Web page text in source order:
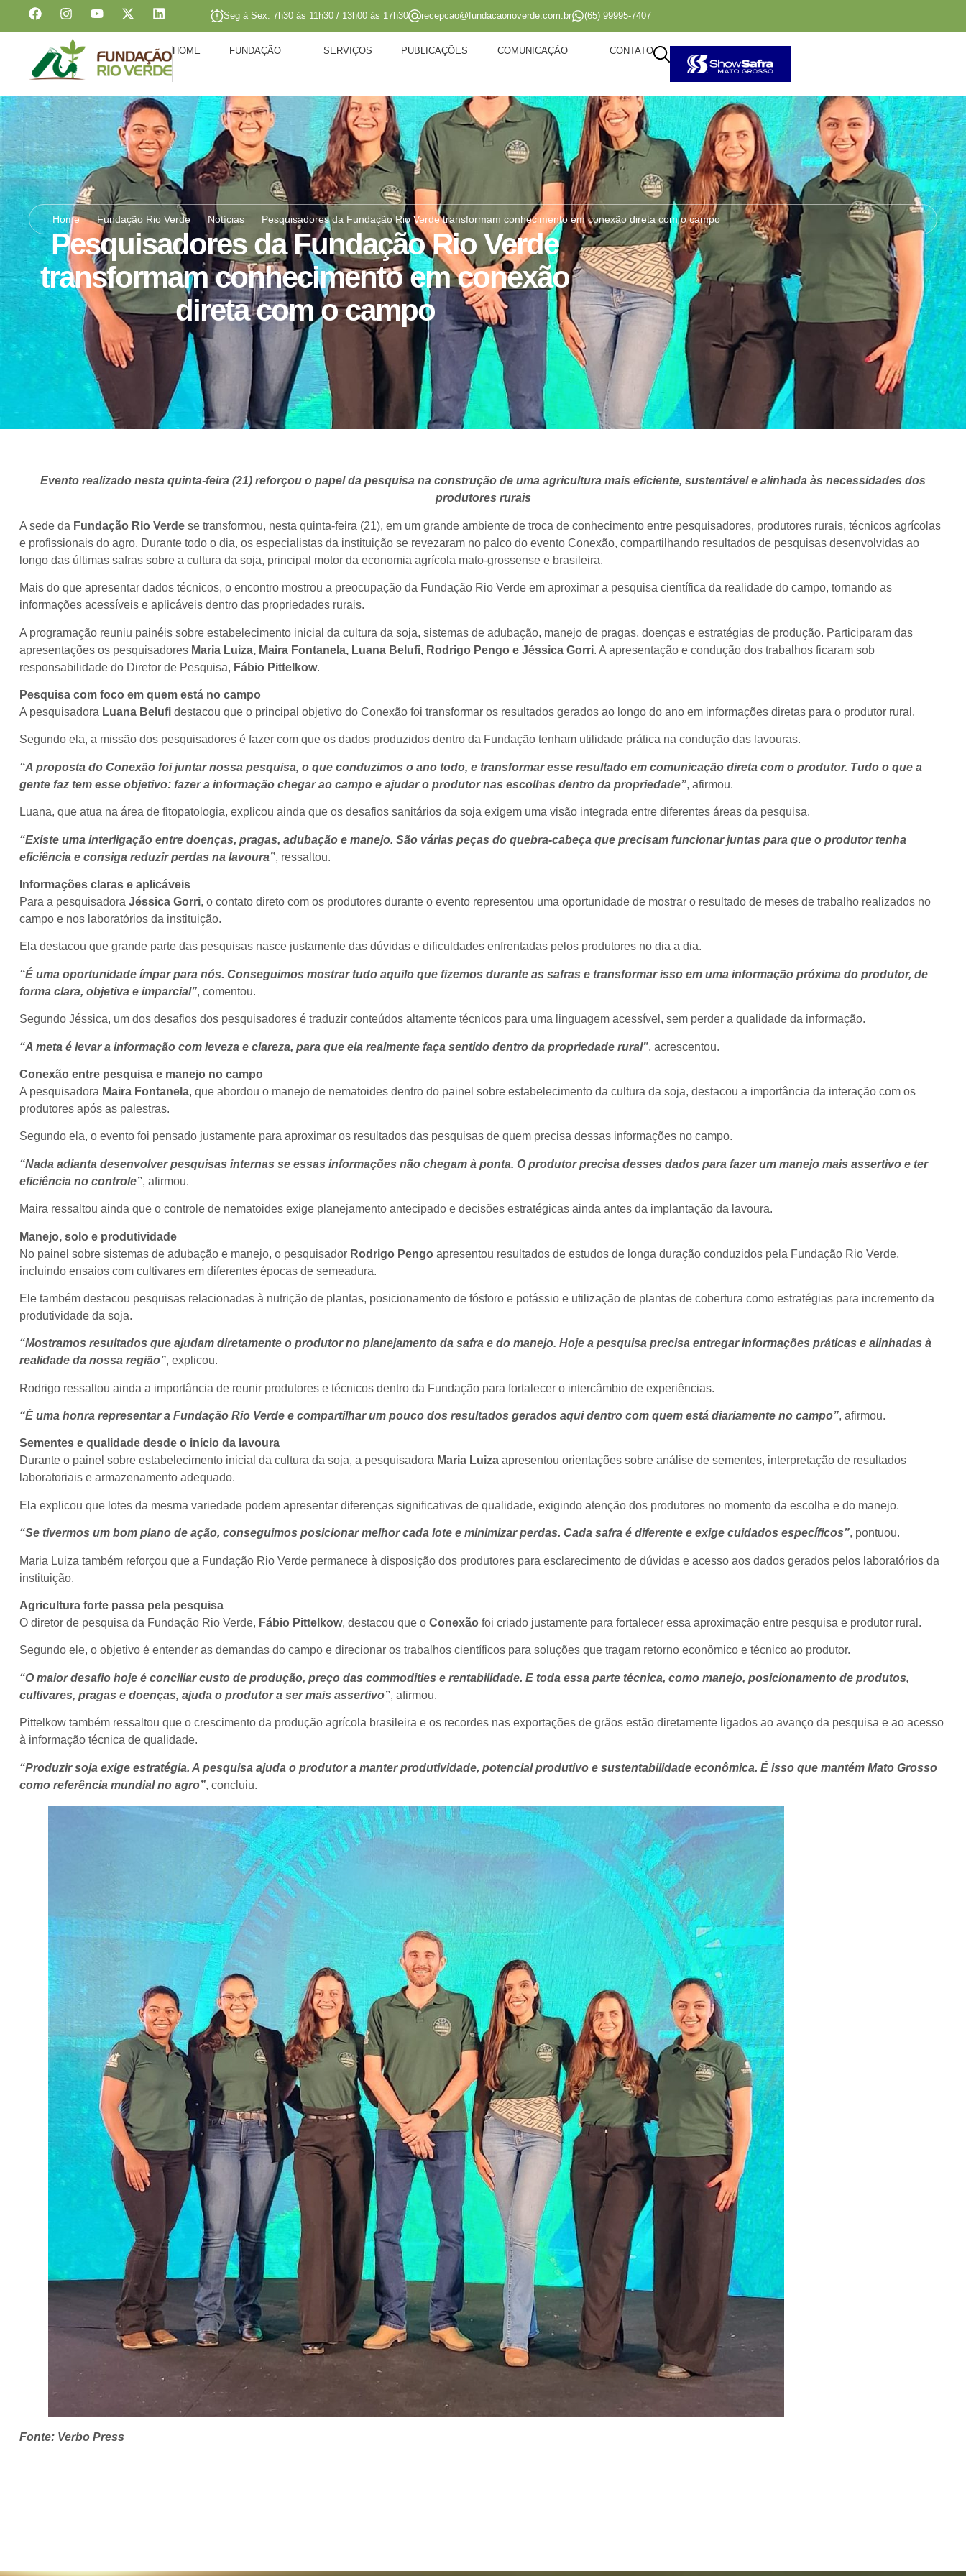
Seg à Sex: 7h30 às 11h30 / 13h00 às 17h30 recepcao@fundacaorioverde.com.br (65) 99995-7407
HOME FUNDAÇÃO SERVIÇOS PUBLICAÇÕES COMUNICAÇÃO CONTATO
Home Fundação Rio Verde Notícias Pesquisadores da Fundação Rio Verde transformam conhecimento em conexão direta com o campo
Pesquisadores da Fundação Rio Verde
transformam conhecimento em conexão
direta com o campo
Evento realizado nesta quinta-feira (21) reforçou o papel da pesquisa na construção de uma agricultura mais eficiente, sustentável e alinhada às necessidades dos
produtores rurais
A sede da Fundação Rio Verde se transformou, nesta quinta-feira (21), em um grande ambiente de troca de conhecimento entre pesquisadores, produtores rurais, técnicos agrícolas
e profissionais do agro. Durante todo o dia, os especialistas da instituição se revezaram no palco do evento Conexão, compartilhando resultados de pesquisas desenvolvidas ao
longo das últimas safras sobre a cultura da soja, principal motor da economia agrícola mato-grossense e brasileira.
Mais do que apresentar dados técnicos, o encontro mostrou a preocupação da Fundação Rio Verde em aproximar a pesquisa científica da realidade do campo, tornando as
informações acessíveis e aplicáveis dentro das propriedades rurais.
A programação reuniu painéis sobre estabelecimento inicial da cultura da soja, sistemas de adubação, manejo de pragas, doenças e estratégias de produção. Participaram das
apresentações os pesquisadores Maria Luiza, Maira Fontanela, Luana Belufi, Rodrigo Pengo e Jéssica Gorri. A apresentação e condução dos trabalhos ficaram sob
responsabilidade do Diretor de Pesquisa, Fábio Pittelkow.
Pesquisa com foco em quem está no campo
A pesquisadora Luana Belufi destacou que o principal objetivo do Conexão foi transformar os resultados gerados ao longo do ano em informações diretas para o produtor rural.
Segundo ela, a missão dos pesquisadores é fazer com que os dados produzidos dentro da Fundação tenham utilidade prática na condução das lavouras.
“A proposta do Conexão foi juntar nossa pesquisa, o que conduzimos o ano todo, e transformar esse resultado em comunicação direta com o produtor. Tudo o que a
gente faz tem esse objetivo: fazer a informação chegar ao campo e ajudar o produtor nas escolhas dentro da propriedade”, afirmou.
Luana, que atua na área de fitopatologia, explicou ainda que os desafios sanitários da soja exigem uma visão integrada entre diferentes áreas da pesquisa.
“Existe uma interligação entre doenças, pragas, adubação e manejo. São várias peças do quebra-cabeça que precisam funcionar juntas para que o produtor tenha
eficiência e consiga reduzir perdas na lavoura”, ressaltou.
Informações claras e aplicáveis
Para a pesquisadora Jéssica Gorri, o contato direto com os produtores durante o evento representou uma oportunidade de mostrar o resultado de meses de trabalho realizados no
campo e nos laboratórios da instituição.
Ela destacou que grande parte das pesquisas nasce justamente das dúvidas e dificuldades enfrentadas pelos produtores no dia a dia.
“É uma oportunidade ímpar para nós. Conseguimos mostrar tudo aquilo que fizemos durante as safras e transformar isso em uma informação próxima do produtor, de
forma clara, objetiva e imparcial”, comentou.
Segundo Jéssica, um dos desafios dos pesquisadores é traduzir conteúdos altamente técnicos para uma linguagem acessível, sem perder a qualidade da informação.
“A meta é levar a informação com leveza e clareza, para que ela realmente faça sentido dentro da propriedade rural”, acrescentou.
Conexão entre pesquisa e manejo no campo
A pesquisadora Maira Fontanela, que abordou o manejo de nematoides dentro do painel sobre estabelecimento da cultura da soja, destacou a importância da interação com os
produtores após as palestras.
Segundo ela, o evento foi pensado justamente para aproximar os resultados das pesquisas de quem precisa dessas informações no campo.
“Nada adianta desenvolver pesquisas internas se essas informações não chegam à ponta. O produtor precisa desses dados para fazer um manejo mais assertivo e ter
eficiência no controle”, afirmou.
Maira ressaltou ainda que o controle de nematoides exige planejamento antecipado e decisões estratégicas ainda antes da implantação da lavoura.
Manejo, solo e produtividade
No painel sobre sistemas de adubação e manejo, o pesquisador Rodrigo Pengo apresentou resultados de estudos de longa duração conduzidos pela Fundação Rio Verde,
incluindo ensaios com cultivares em diferentes épocas de semeadura.
Ele também destacou pesquisas relacionadas à nutrição de plantas, posicionamento de fósforo e potássio e utilização de plantas de cobertura como estratégias para incremento da
produtividade da soja.
“Mostramos resultados que ajudam diretamente o produtor no planejamento da safra e do manejo. Hoje a pesquisa precisa entregar informações práticas e alinhadas à
realidade da nossa região”, explicou.
Rodrigo ressaltou ainda a importância de reunir produtores e técnicos dentro da Fundação para fortalecer o intercâmbio de experiências.
“É uma honra representar a Fundação Rio Verde e compartilhar um pouco dos resultados gerados aqui dentro com quem está diariamente no campo”, afirmou.
Sementes e qualidade desde o início da lavoura
Durante o painel sobre estabelecimento inicial da cultura da soja, a pesquisadora Maria Luiza apresentou orientações sobre análise de sementes, interpretação de resultados
laboratoriais e armazenamento adequado.
Ela explicou que lotes da mesma variedade podem apresentar diferenças significativas de qualidade, exigindo atenção dos produtores no momento da escolha e do manejo.
“Se tivermos um bom plano de ação, conseguimos posicionar melhor cada lote e minimizar perdas. Cada safra é diferente e exige cuidados específicos”, pontuou.
Maria Luiza também reforçou que a Fundação Rio Verde permanece à disposição dos produtores para esclarecimento de dúvidas e acesso aos dados gerados pelos laboratórios da
instituição.
Agricultura forte passa pela pesquisa
O diretor de pesquisa da Fundação Rio Verde, Fábio Pittelkow, destacou que o Conexão foi criado justamente para fortalecer essa aproximação entre pesquisa e produtor rural.
Segundo ele, o objetivo é entender as demandas do campo e direcionar os trabalhos científicos para soluções que tragam retorno econômico e técnico ao produtor.
“O maior desafio hoje é conciliar custo de produção, preço das commodities e rentabilidade. E toda essa parte técnica, como manejo, posicionamento de produtos,
cultivares, pragas e doenças, ajuda o produtor a ser mais assertivo”, afirmou.
Pittelkow também ressaltou que o crescimento da produção agrícola brasileira e os recordes nas exportações de grãos estão diretamente ligados ao avanço da pesquisa e ao acesso
à informação técnica de qualidade.
“Produzir soja exige estratégia. A pesquisa ajuda o produtor a manter produtividade, potencial produtivo e sustentabilidade econômica. É isso que mantém Mato Grosso
como referência mundial no agro”, concluiu.
Fonte: Verbo Press